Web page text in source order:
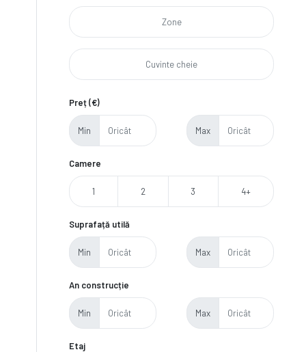
Preț (€)
Min Max
Camere
1 2 3 4+
Suprafață utilă
Min Max
An construcție
Min Max
Etaj